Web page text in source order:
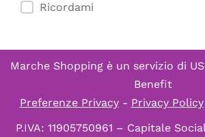
Ricordami
Marche Shopping è un servizio di
Benefit
Preferenze Privacy- Privacy Policy
P.IVA: 11905750961 – Capitale